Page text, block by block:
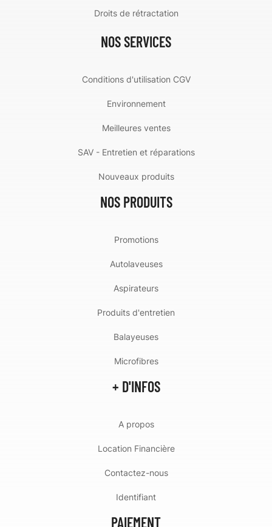
Droits de rétractation
NOS SERVICES
Conditions d'utilisation CGV
Environnement
Meilleures ventes
SAV - Entretien et réparations
Nouveaux produits
NOS PRODUITS
Promotions
Autolaveuses
Aspirateurs
Produits d'entretien
Balayeuses
Microfibres
+ D'INFOS
A propos
Location Financière
Contactez-nous
Identifiant
PAIEMENT